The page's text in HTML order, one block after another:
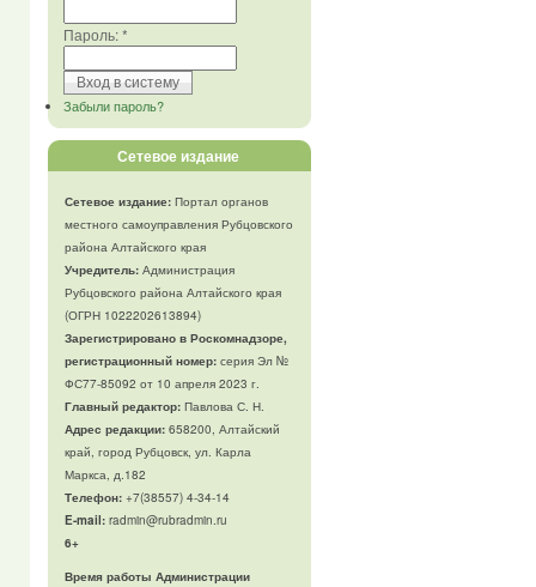
Пароль:*
Забыли пароль?
Сетевое издание
Сетевое издание:Портал органов
местного самоуправления Рубцовского
района Алтайского края
Учредитель:Администрация
Рубцовского района Алтайского края
(ОГРН 1022202613894)
Зарегистрировано в Роскомнадзоре,
регистрационный номер:серия Эл №
ФС77-85092 от 10 апреля 2023 г.
Главный редактор:Павлова С. Н.
Адрес редакции:658200, Алтайский
край, город Рубцовск, ул. Карла
Маркса, д.182
Телефон:+7(38557) 4-34-14
E-mail:radmin@rubradmin.ru
6+
Время работы Администрации